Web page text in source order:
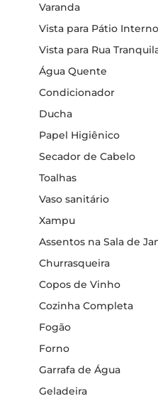
Varanda
Vista para Pátio Interno
Vista para Rua
Água Quente
Condicionador
Ducha
Papel Higiênico
Secador de Cabelo
Toalhas
Vaso sanitário
Xampu
Assentos na Sala de
Churrasqueira
Copos de Vinho
Cozinha Completa
Fogão
Forno
Garrafa de Água
Geladeira